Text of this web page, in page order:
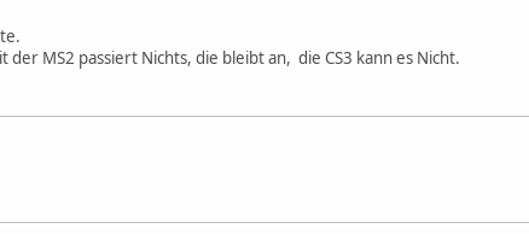
MS2 passiert Nichts, die bleibt an, die CS3 kann es Nicht.